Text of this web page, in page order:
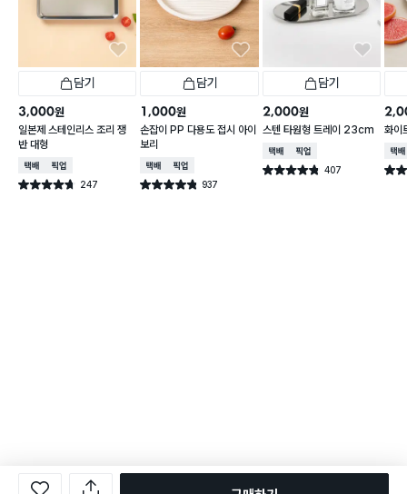
담기
3,000원
일본제 스테인리스 조리 쟁
반 대형
택배배송매장픽업
별점 4.7점 247
건 작성
담기
1,000원
손잡이 PP 다용도 접시 아이
보리
택배배송매장픽업
별점 4.8점 937
건 작성
담기
2,000원
스텐 타원형 트레이 23cm
택배배송매장픽업
별점 4.8점 407
건 작성
화이
택배
별점